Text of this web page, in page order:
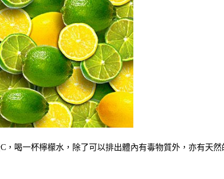
，喝一杯檸檬水，除了可以排出體內有毒物質外，亦有天